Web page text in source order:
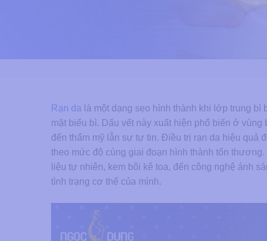
Rạn da là một dạng sẹo hình thành khi lớp trung
mặt biểu bì. Dấu vết này xuất hiện phổ biến ở
đến thẩm mỹ lẫn sự tự tin. Điều trị rạn da hiệu quả
theo mức độ cùng giai đoạn hình thành tổn
liệu tự nhiên, kem bôi kê toa, đến công nghệ ánh
tình trạng cơ thể của mình.